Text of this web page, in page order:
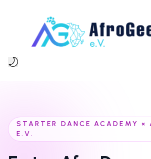
Event
Blog
STARTER DANCE ACADEMY ×
E.V.